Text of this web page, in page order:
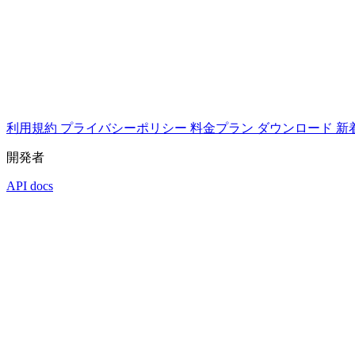
利用規約 プライバシーポリシー 料金プラン ダウンロード 新
開発者
API docs